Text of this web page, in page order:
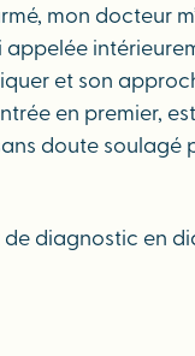
mon docteur
et son
en
doute
diagnostic en